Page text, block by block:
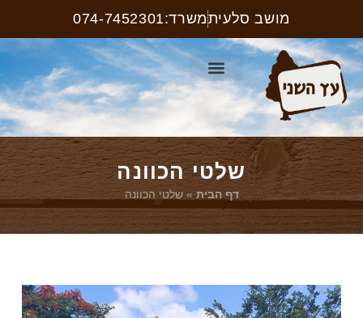
מושב סלעיתמשרד:074-7452301
שלטי הכוונה
דף הבית »שלטי הכוונה